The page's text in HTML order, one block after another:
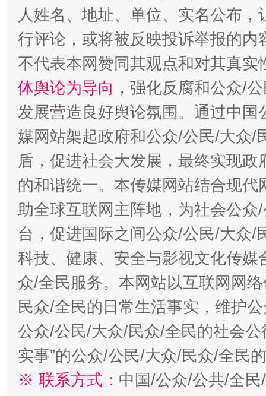
解纷+调解+退费，一次搞定
站台名比不上好声名
漫山遍野的桃花与雪山、麦地、白藏房 除
人姓名、地址、单位、实名公布
行评论，或将被反映投诉举报的
不代表本网赞同其观点和对其真实
体舆论为导向 ，强化反腐和公众/
发展营造良好舆论氛围。通过中
媒网站架起政府和公众/公民/大众/
盾，促进社会大发展，最终实现
的和谐统一。本传媒网站结合现
助全球互联网主阵地，为社会公
台，促进国际之间公众/公民/大众/
科技、健康、安全与影视文化传
众/全民服务。本网站以互联网网
民众/全民的日常生活事实，维护
公众/公民/大众/民众/全民的社会公
实事”的公众/公民/大众/民众/全民
※ 联系方式： 中国/公众/公共/全